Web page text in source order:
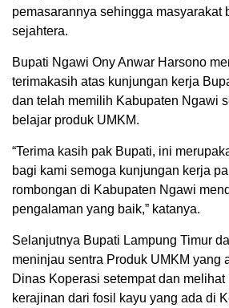
pemasarannya sehingga masyarakat
sejahtera.
Bupati Ngawi Ony Anwar Harsono
terimakasih atas kunjungan kerja
dan telah memilih Kabupaten Ngawi
belajar produk UMKM.
“Terima kasih pak Bupati, ini
bagi kami semoga kunjungan kerja
rombongan di Kabupaten Ngawi
pengalaman yang baik,” katanya.
Selanjutnya Bupati Lampung Timur
meninjau sentra Produk UMKM yang
Dinas Koperasi setempat dan melihat
kerajinan dari fosil kayu yang ada di